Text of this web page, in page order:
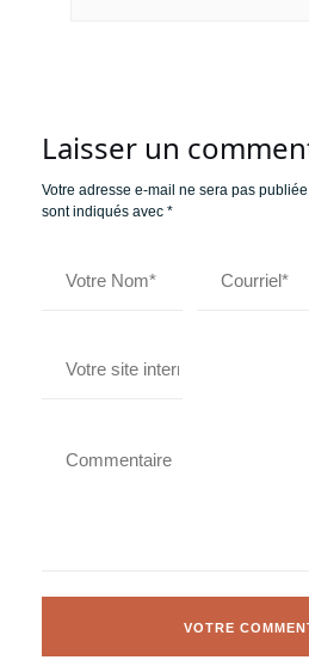
Laisser un
Votre adresse e-mail ne sera pas
sont indiqués avec *